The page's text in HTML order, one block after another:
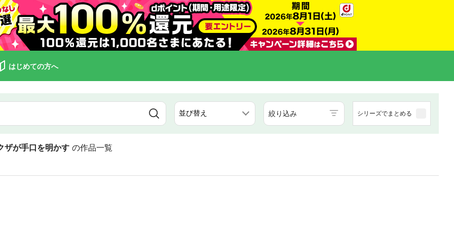
はじめての方へ
絞り込み シリーズでまとめる
ザが手口を明かす の作品一覧